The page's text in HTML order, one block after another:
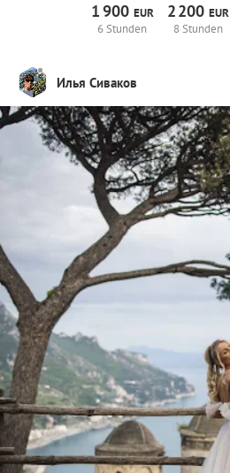
1900 EUR
6 Stunden
2200EUR
8 Stunden
Илья Сиваков